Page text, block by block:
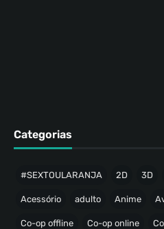
Categorias
#SEXTOULARANJA 2D 3D
Acessório adulto Anime
Co-op offline Co-op online